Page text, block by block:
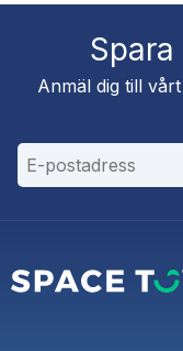
Anmäl dig till